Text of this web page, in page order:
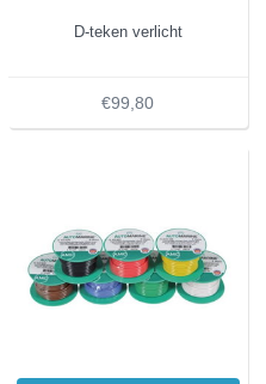
D-teken verlicht
€99,80